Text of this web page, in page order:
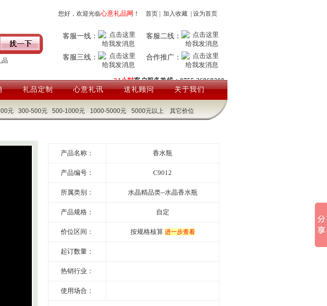
您好，欢迎光临心意礼品网 ！ 首页 加入收藏 设为首页
品
客服一线： 客服二线：
客服三线： 合作推广：
24小时客户服务热线：0755-26969200
礼品定制 心意礼讯 送礼顾问 关于我们
元 300-500元 500-1000元 1000-5000元 5000元以上 其它价位
产品名称： 香水瓶
产品编号： C9012
所属类别： 水晶精品类--水晶香水瓶
产品规格： 自定
价位区间： 按规格核算 进一步查看
起订数量：
热销行业：
使用场合：